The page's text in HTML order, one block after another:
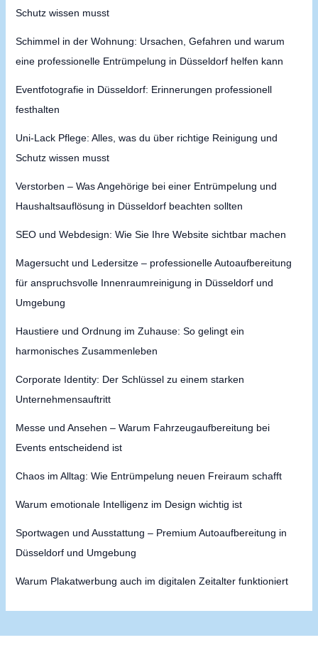
Schutz wissen musst
Schimmel in der Wohnung: Ursachen, Gefahren und warum
eine professionelle Entrümpelung in Düsseldorf helfen kann
Eventfotografie in Düsseldorf: Erinnerungen professionell
festhalten
Uni-Lack Pflege: Alles, was du über richtige Reinigung und
Schutz wissen musst
Verstorben – Was Angehörige bei einer Entrümpelung und
Haushaltsauflösung in Düsseldorf beachten sollten
SEO und Webdesign: Wie Sie Ihre Website sichtbar machen
Magersucht und Ledersitze – professionelle Autoaufbereitung
für anspruchsvolle Innenraumreinigung in Düsseldorf und
Umgebung
Haustiere und Ordnung im Zuhause: So gelingt ein
harmonisches Zusammenleben
Corporate Identity: Der Schlüssel zu einem starken
Unternehmensauftritt
Messe und Ansehen – Warum Fahrzeugaufbereitung bei
Events entscheidend ist
Chaos im Alltag: Wie Entrümpelung neuen Freiraum schafft
Warum emotionale Intelligenz im Design wichtig ist
Sportwagen und Ausstattung – Premium Autoaufbereitung in
Düsseldorf und Umgebung
Warum Plakatwerbung auch im digitalen Zeitalter funktioniert